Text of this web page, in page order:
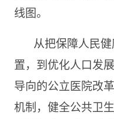
线图。
从把保障人民
置，到优化人口发
导向的公立医院改
机制，健全公共卫